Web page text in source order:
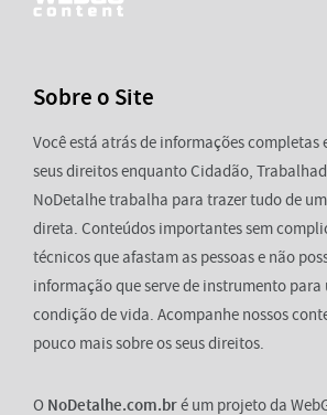
Sobre o Site
Você está atrás de informações completas
seus direitos enquanto Cidadão,
NoDetalhe trabalha para trazer tudo de
direta. Conteúdos importantes sem
técnicos que afastam as pessoas e não
informação que serve de instrumento
condição de vida. Acompanhe nossos
pouco mais sobre os seus direitos.
O NoDetalhe.com.bré um projeto da